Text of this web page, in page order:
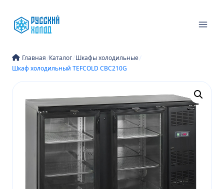
содержимому
Главная/Каталог/Шкафы холодильные/
Шкаф холодильный TEFCOLD CBC210G